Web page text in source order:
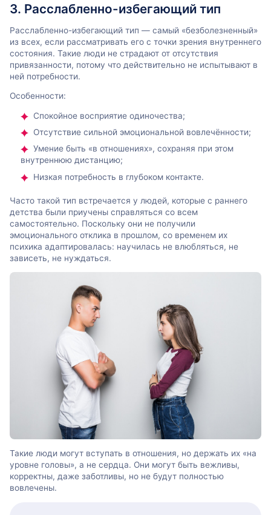
3. Расслабленно-избегающий тип
Расслабленно-избегающий тип — самый «безболезненный»
из всех, если рассматривать его с точки зрения внутреннего
состояния. Такие люди не страдают от отсутствия
привязанности, потому что действительно не испытывают в
ней потребности.
Особенности:
Спокойное восприятие одиночества;
Отсутствие сильной эмоциональной вовлечённости;
Умение быть «в отношениях», сохраняя при этом
внутреннюю дистанцию;
Низкая потребность в глубоком контакте.
Часто такой тип встречается у людей, которые с раннего
детства были приучены справляться со всем
самостоятельно. Поскольку они не получили
эмоционального отклика в прошлом, со временем их
психика адаптировалась: научилась не влюбляться, не
зависеть, не нуждаться.
Такие люди могут вступать в отношения, но держать их «на
уровне головы», а не сердца. Они могут быть вежливы,
корректны, даже заботливы, но не будут полностью
вовлечены.